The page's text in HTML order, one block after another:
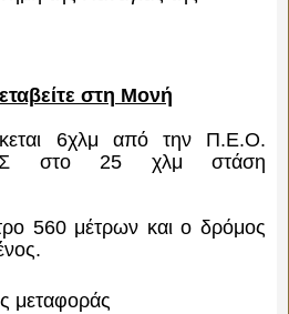
στη Μονή
6χλμ από την Π.Ε.Ο.
στο 25 χλμ στάση
560 μέτρων και ο δρόμος
μεταφοράς